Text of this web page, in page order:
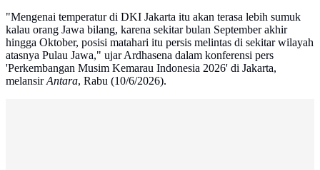
"Mengenai temperatur di DKI Jakarta itu akan terasa lebih sumuk
kalau orang Jawa bilang, karena sekitar bulan September akhir
hingga Oktober, posisi matahari itu persis melintas di sekitar wilayah
atasnya Pulau Jawa," ujar Ardhasena dalam konferensi pers
'Perkembangan Musim Kemarau Indonesia 2026' di Jakarta,
melansirAntara, Rabu (10/6/2026).